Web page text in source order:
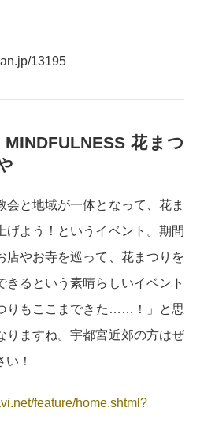
13195
MINDFULNESS 花まつ
会と地域が一体となって、花ま
げよう！というイベント。期間
店やお寺を巡って、花まつりを
きるという素晴らしいイベント
りもここまできた……！」と思
りますね。宇都宮近郊の方はぜ
！
feature/home.shtml?